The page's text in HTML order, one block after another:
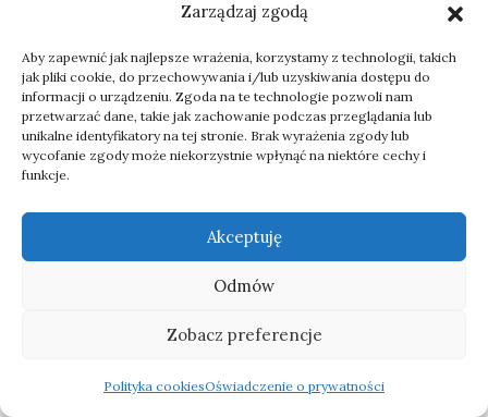
Zarządzaj zgodą
Aby zapewnić jak najlepsze wrażenia, korzystamy z technologii, takich
jak pliki cookie, do przechowywania i/lub uzyskiwania dostępu do
informacji o urządzeniu. Zgoda na te technologie pozwoli nam
przetwarzać dane, takie jak zachowanie podczas przeglądania lub
unikalne identyfikatory na tej stronie. Brak wyrażenia zgody lub
wycofanie zgody może niekorzystnie wpłynąć na niektóre cechy i
funkcje.
Akceptuję
Odmów
Zobacz preferencje
Polityka cookiesOświadczenie o prywatności
12 kwietnia 2024
Witam, bardzo dziękuję za wpis o tym
ciekawym lecz rzadkim zwierzęciu,
pozdrawiam serdecznie.
Napisz komentarz